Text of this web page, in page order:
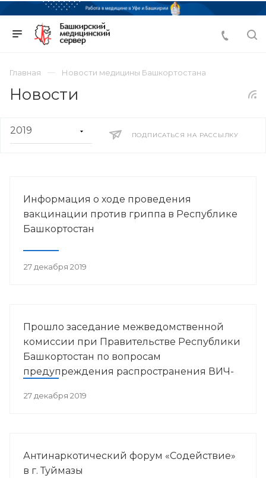
Главная Новости медицины Башкортостана
Новости
ПОДПИСАТЬСЯ НА РАССЫЛКУ
Информация о ходе проведения
вакцинации против гриппа в Республике
Башкортостан
27 декабря 2019
Прошло заседание межведомственной
комиссии при Правительстве Республики
Башкортостан по вопросам
предупреждения распространения ВИЧ-
27 декабря 2019
Антинаркотический форум «Содействие»
в г. Туймазы